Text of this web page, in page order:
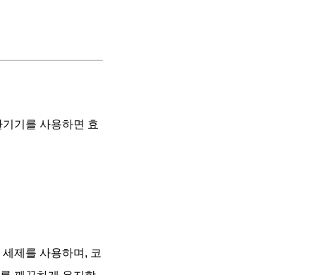
기를 사용하면 효
제를 사용하며, 코